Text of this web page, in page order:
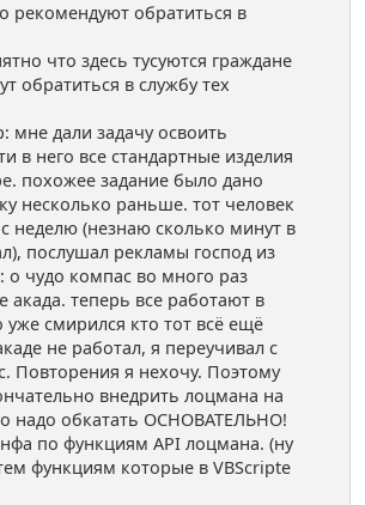
рекомендуют обратиться в
что здесь тусуются граждане
обратиться в службу тех
мне дали задачу освоить
в него все стандартные изделия
похожее задание было дано
несколько раньше. тот человек
неделю (незнаю сколько минут в
послушал рекламы господ из
о чудо компас во много раз
акада. теперь все работают в
уже смирился кто тот всё ещё
не работал, я переучивал с
Повторения я нехочу. Поэтому
внедрить лоцмана на
надо обкатать ОСНОВАТЕЛЬНО!
по функциям API лоцмана. (ну
функциям которые в VBScripte